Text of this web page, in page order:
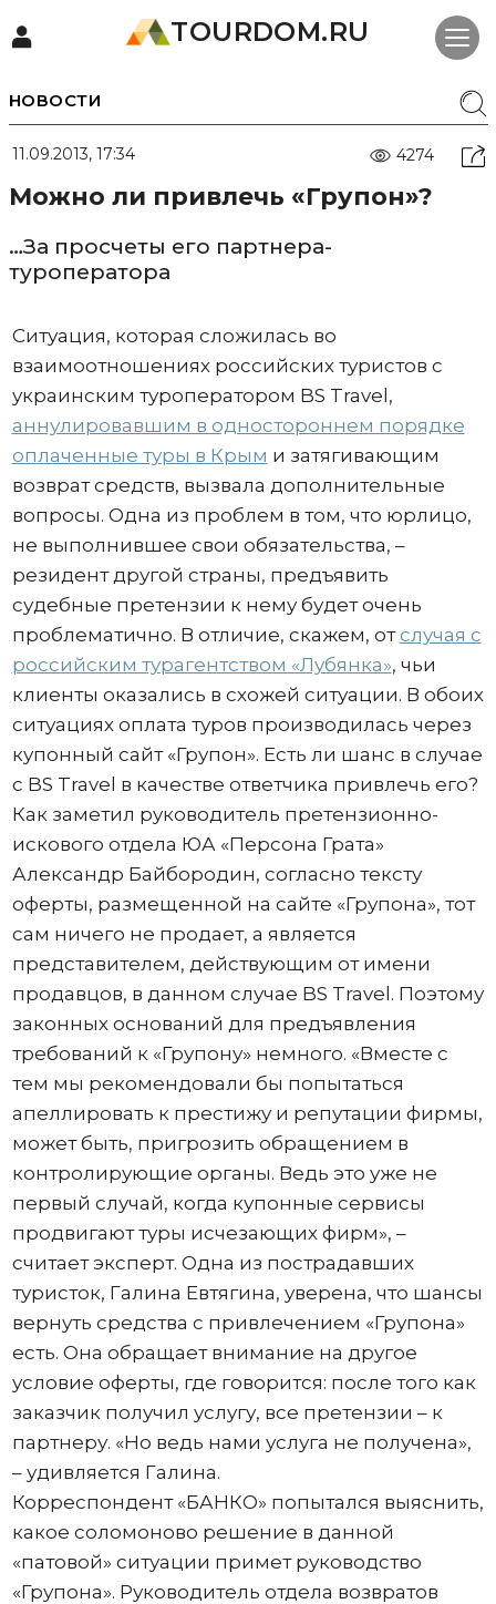
TOURDOM.RU
НОВОСТИ
11.09.2013, 17:34 4274
Можно ли привлечь «Групон»?
…За просчеты его партнера-
туроператора
Ситуация, которая сложилась во
взаимоотношениях российских туристов с
украинским туроператором BS Travel,
аннулировавшим в одностороннем порядке
оплаченные туры в Крым и затягивающим
возврат средств, вызвала дополнительные
вопросы. Одна из проблем в том, что юрлицо,
не выполнившее свои обязательства, –
резидент другой страны, предъявить
судебные претензии к нему будет очень
проблематично. В отличие, скажем, отслучая с
российским турагентством «Лубянка», чьи
клиенты оказались в схожей ситуации. В обоих
ситуациях оплата туров производилась через
купонный сайт «Групон». Есть ли шанс в случае
с BS Travel в качестве ответчика привлечь его?
Как заметил руководитель претензионно-
искового отдела ЮА «Персона Грата»
Александр Байбородин, согласно тексту
оферты, размещенной на сайте «Групона», тот
сам ничего не продает, а является
представителем, действующим от имени
продавцов, в данном случае BS Travel. Поэтому
законных оснований для предъявления
требований к «Групону» немного. «Вместе с
тем мы рекомендовали бы попытаться
апеллировать к престижу и репутации фирмы,
может быть, пригрозить обращением в
контролирующие органы. Ведь это уже не
первый случай, когда купонные сервисы
продвигают туры исчезающих фирм», –
считает эксперт. Одна из пострадавших
туристок, Галина Евтягина, уверена, что шансы
вернуть средства с привлечением «Групона»
есть. Она обращает внимание на другое
условие оферты, где говорится: после того как
заказчик получил услугу, все претензии – к
партнеру. «Но ведь нами услуга не получена»,
– удивляется Галина.
Корреспондент «БАНКО» попытался выяснить,
какое соломоново решение в данной
«патовой» ситуации примет руководство
«Групона». Руководитель отдела возвратов